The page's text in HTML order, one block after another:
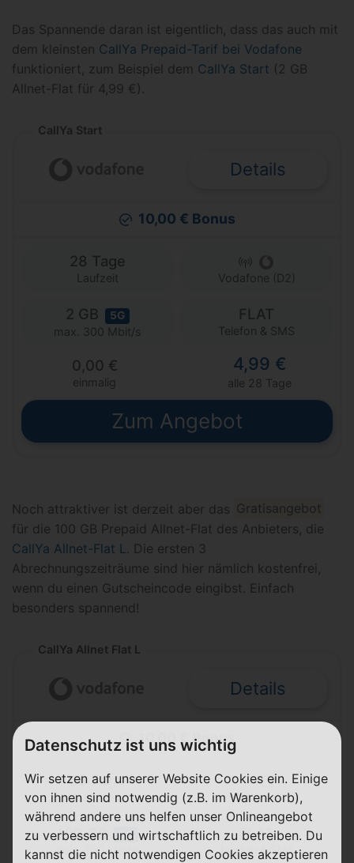
Das Spannende daran ist eigentlich, dass das auch mit
dem kleinsten CallYa Prepaid-Tarif bei Vodafone
funktioniert, zum Beispiel dem CallYa Start (2 GB
Allnet-Flat für 4,99 €).
CallYa Start
Details
10,00 € Bonus
28 Tage
Laufzeit Vodafone (D2)
2 GB 5G
max. 300 Mbit/s
FLAT
Telefon & SMS
0,00 €
einmalig
4,99 €
alle 28 Tage
Zum Angebot
Noch attraktiver ist derzeit aber das Gratisangebot
für die 100 GB Prepaid Allnet-Flat des Anbieters, die
CallYa Allnet-Flat L
. Die ersten 3
Abrechnungszeiträume sind hier nämlich kostenfrei,
wenn du einen Gutscheincode eingibst. Einfach
besonders spannend!
CallYa Allnet Flat L
Details
10,00 € Bonus
28 Tage
Laufzeit Vodafone (D2)
100 GB 5G
max. 300 Mbit/s
FLAT
Telefon & SMS
Datenschutz ist uns wichtig
Wir setzen auf unserer Website Cookies ein. Einige
von ihnen sind notwendig (z.B. im Warenkorb),
während andere uns helfen unser Onlineangebot
zu verbessern und wirtschaftlich zu betreiben. Du
kannst die nicht notwendigen Cookies akzeptieren